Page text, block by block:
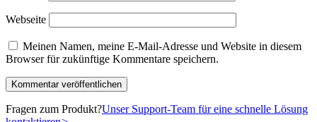
Webseite
Meinen Namen, meine E-Mail-Adresse und Website in diesem
Browser für zukünftige Kommentare speichern.
Fragen zum Produkt?Unser Support-Team für eine schnelle Lösung